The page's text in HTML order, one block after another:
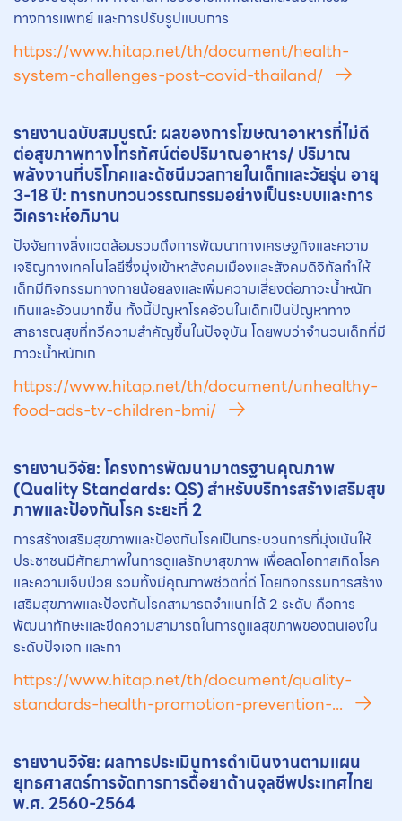
ทางการแพทย์ และการปรับรูปแบบการ
https://www.hitap.net/th/document/health-
system-challenges-post-covid-thailand/
รายงานฉบับสมบูรณ์: ผลของการโฆษณาอาหารที่ไม่ดี
ต่อสุขภาพทางโทรทัศน์ต่อปริมาณอาหาร/ ปริมาณ
พลังงานที่บริโภคและดัชนีมวลกายในเด็กและวัยรุ่น อายุ
3-18 ปี: การทบทวนวรรณกรรมอย่างเป็นระบบและการ
วิเคราะห์อภิมาน
ปัจจัยทางสิ่งแวดล้อมรวมถึงการพัฒนาทางเศรษฐกิจและความ
เจริญทางเทคโนโลยีซึ่งมุ่งเข้าหาสังคมเมืองและสังคมดิจิทัลทำให้
เด็กมีกิจกรรมทางกายน้อยลงและเพิ่มความเสี่ยงต่อภาวะน้ำหนัก
เกินและอ้วนมากขึ้น ทั้งนี้ปัญหาโรคอ้วนในเด็กเป็นปัญหาทาง
สาธารณสุขที่ทวีความสำคัญขึ้นในปัจจุบัน โดยพบว่าจำนวนเด็กที่มี
ภาวะน้ำหนักเก
https://www.hitap.net/th/document/unhealthy-
food-ads-tv-children-bmi/
รายงานวิจัย: โครงการพัฒนามาตรฐานคุณภาพ
(Quality Standards: QS) สำหรับบริการสร้างเสริมสุข
ภาพและป้องกันโรค ระยะที่ 2
การสร้างเสริมสุขภาพและป้องกันโรคเป็นกระบวนการที่มุ่งเน้นให้
ประชาชนมีศักยภาพในการดูแลรักษาสุขภาพ เพื่อลดโอกาสเกิดโรค
และความเจ็บป่วย รวมทั้งมีคุณภาพชีวิตที่ดี โดยกิจกรรมการสร้าง
เสริมสุขภาพและป้องกันโรคสามารถจำแนกได้ 2 ระดับ คือการ
พัฒนาทักษะและขีดความสามารถในการดูแลสุขภาพของตนเองใน
ระดับปัจเจก และกา
https://www.hitap.net/th/document/quality-
standards-health-promotion-prevention-...
รายงานวิจัย: ผลการประเมินการดำเนินงานตามแผน
ยุทธศาสตร์การจัดการการดื้อยาต้านจุลชีพประเทศไทย
พ.ศ. 2560-2564